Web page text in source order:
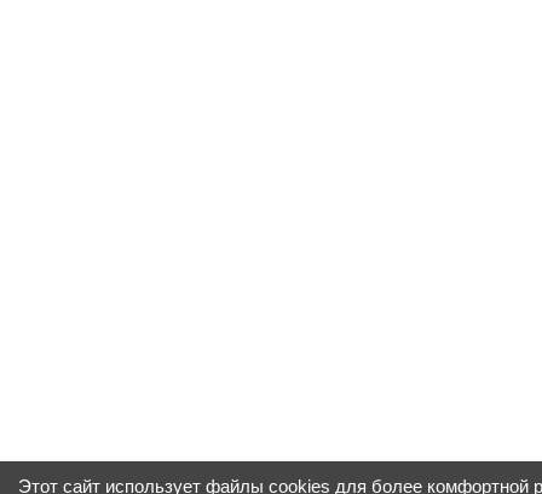
Этот сайт использует файлы cookies для более комфортной